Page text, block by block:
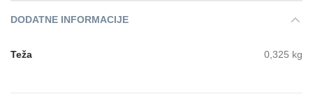
DODATNE INFORMACIJE
Teža 0,325 kg